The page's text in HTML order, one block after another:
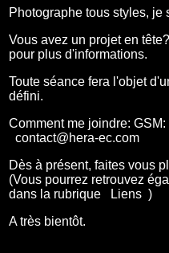
Photographe tous styles, je
Vous avez un projet en
pour plus d'informations.
Toute séance fera l'objet
défini.
Comment me joindre:
contact@hera-ec.com
Dès à présent, faites vous
(Vous pourrez retrouvez
dans la rubrique
Liens )
A très bientôt.